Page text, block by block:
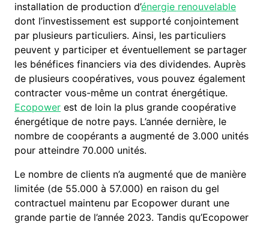
installation de production d’énergie renouvelable
dont l’investissement est supporté conjointement
par plusieurs particuliers. Ainsi, les particuliers
peuvent y participer et éventuellement se partager
les bénéfices financiers via des dividendes. Auprès
de plusieurs coopératives, vous pouvez également
contracter vous-même un contrat énergétique.
Ecopower est de loin la plus grande coopérative
énergétique de notre pays. L’année dernière, le
nombre de coopérants a augmenté de 3.000 unités
pour atteindre 70.000 unités.
Le nombre de clients n’a augmenté que de manière
limitée (de 55.000 à 57.000) en raison du gel
contractuel maintenu par Ecopower durant une
grande partie de l’année 2023. Tandis qu’Ecopower